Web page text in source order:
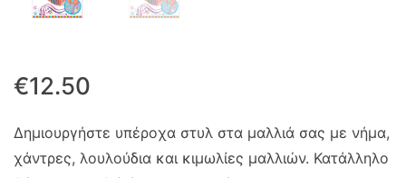
€12.50
Δημιουργήστε υπέροχα στυλ στα μαλλιά σας με νήμα,
χάντρες, λουλούδια και κιμωλίες μαλλιών. Κατάλληλο